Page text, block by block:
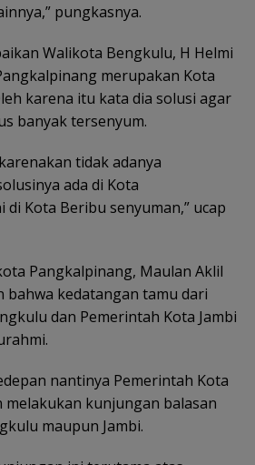
pungkasnya.
Walikota Bengkulu, H Helmi
merupakan Kota
karena itu kata dia solusi agar
banyak tersenyum.
tidak adanya
ada di Kota
Kota Beribu senyuman,” ucap
Pangkalpinang, Maulan Aklil
bahwa kedatangan tamu dari
dan Pemerintah Kota Jambi
nantinya Pemerintah Kota
melakukan kunjungan balasan
maupun Jambi.